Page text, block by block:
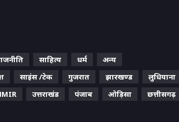
साहित्य धर्म
अन्य
साइंस /टेक गुजरात झारखण्ड लुधियाना
उत्तराखंड पंजाब ओड़िसा छत्तीसगढ़